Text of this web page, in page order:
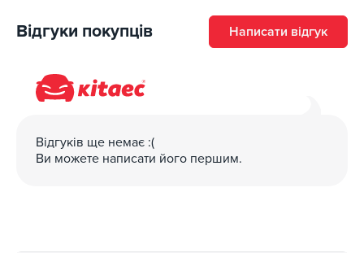
постачальником, а повернення та обмін дійсні
впродовж 14 днів після отримання. Для більш
детального ознайомлення переходьте на сторінку “
Гарантія та повернення
кешбек на бонусний рахунок, яким можна частково
оплатити наступне придбання відповідно до правил
Відгуки покупців Написати відгук
Відгуків ще немає :(
Ви можете написати його першим.